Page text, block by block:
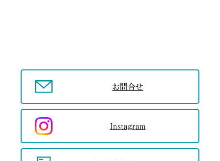
お問合せ
Instagram